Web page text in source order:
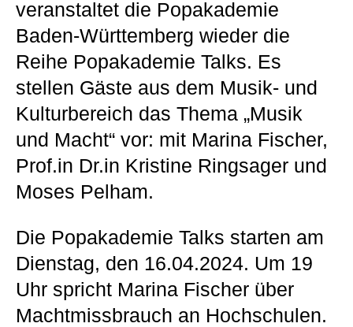
veranstaltet die Popakademie
Baden-Württemberg wieder die
Reihe Popakademie Talks. Es
stellen Gäste aus dem Musik- und
Kulturbereich das Thema „Musik
und Macht“ vor: mit Marina Fischer,
Prof.in Dr.in Kristine Ringsager und
Moses Pelham.
Die Popakademie Talks starten am
Dienstag, den 16.04.2024. Um 19
Uhr spricht Marina Fischer über
Machtmissbrauch an Hochschulen.